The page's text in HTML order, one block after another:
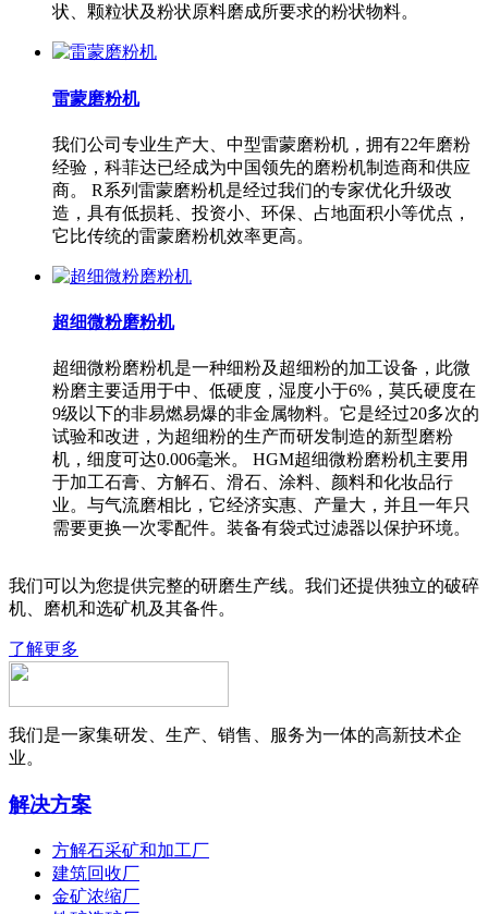
状、颗粒状及粉状原料磨成所要求的粉状物料。
雷蒙磨粉机
我们公司专业生产大、中型雷蒙磨粉机，拥有22年磨粉
经验，科菲达已经成为中国领先的磨粉机制造商和供应
商。 R系列雷蒙磨粉机是经过我们的专家优化升级改
造，具有低损耗、投资小、环保、占地面积小等优点，
它比传统的雷蒙磨粉机效率更高。
超细微粉磨粉机
超细微粉磨粉机是一种细粉及超细粉的加工设备，此微
粉磨主要适用于中、低硬度，湿度小于6%，莫氏硬度在
9级以下的非易燃易爆的非金属物料。它是经过20多次的
试验和改进，为超细粉的生产而研发制造的新型磨粉
机，细度可达0.006毫米。 HGM超细微粉磨粉机主要用
于加工石膏、方解石、滑石、涂料、颜料和化妆品行
业。与气流磨相比，它经济实惠、产量大，并且一年只
需要更换一次零配件。装备有袋式过滤器以保护环境。
我们可以为您提供完整的研磨生产线。我们还提供独立的破碎
机、磨机和选矿机及其备件。
了解更多
我们是一家集研发、生产、销售、服务为一体的高新技术企
业。
解决方案
方解石采矿和加工厂
建筑回收厂
金矿浓缩厂